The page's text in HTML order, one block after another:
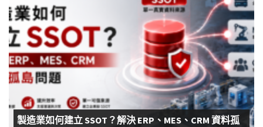
製造業如何建立 SSOT？解決 ERP、MES、CRM 資料孤